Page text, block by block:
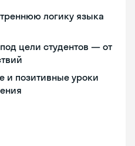
логику языка
цели студентов — от
и позитивные уроки